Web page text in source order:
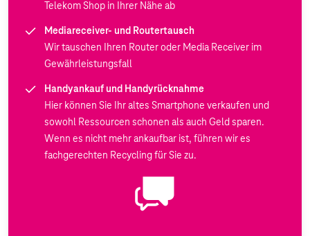
Telekom Shop in Ihrer Nähe ab
Mediareceiver- und Routertausch
Wir tauschen Ihren Router oder Media Receiver im
Gewährleistungsfall
Handyankauf und Handyrücknahme
Hier können Sie Ihr altes Smartphone verkaufen und
sowohl Ressourcen schonen als auch Geld sparen.
Wenn es nicht mehr ankaufbar ist, führen wir es
fachgerechten Recycling für Sie zu.